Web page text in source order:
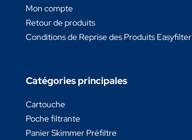
Mon compte
Retour de produits
Conditions de Reprise des Produits Easyfilter
Catégories principales
Cartouche
Poche filtrante
Panier Skimmer Préfiltre